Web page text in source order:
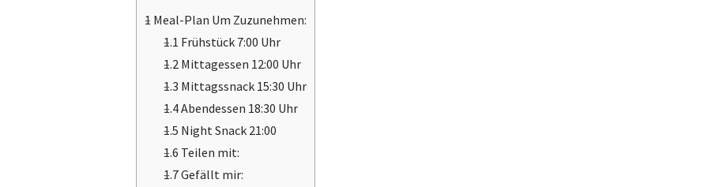
1 Meal-Plan Um Zuzunehmen:
1.1 Frühstück 7:00 Uhr
1.2 Mittagessen 12:00 Uhr
1.3 Mittagssnack 15:30 Uhr
1.4Abendessen 18:30 Uhr
1.5 Night Snack 21:00
1.6 Teilen mit:
1.7Gefällt mir: